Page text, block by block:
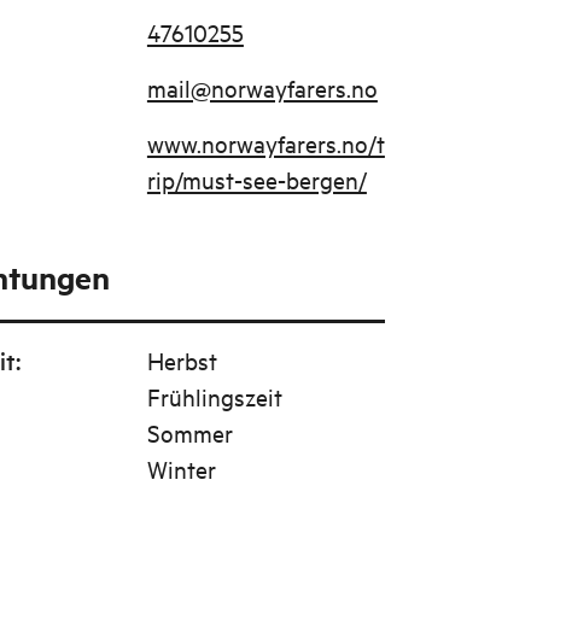
47610255
mail@norwayfarers.no
www.norwayfarers.no/t
rip/must-see-bergen/
:
Herbst
Frühlingszeit
Sommer
Winter